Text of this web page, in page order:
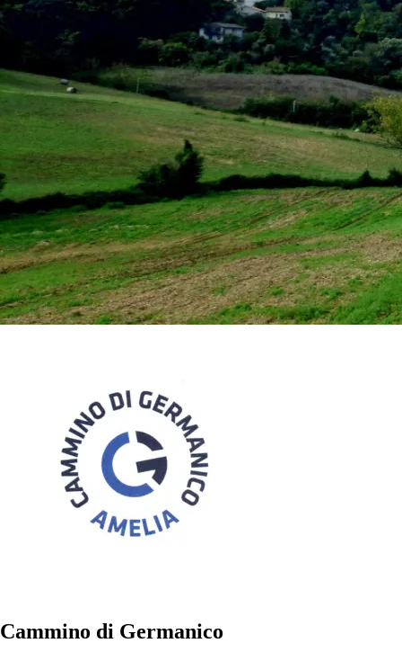
Cammino di Germanico